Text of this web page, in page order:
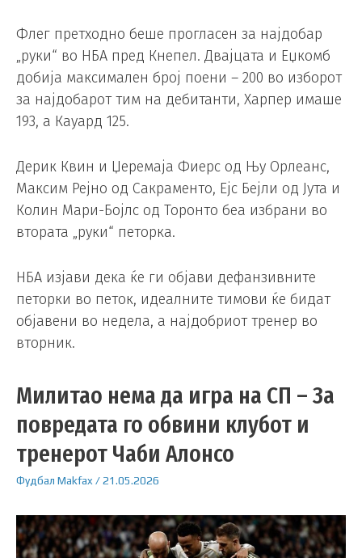
Флег претходно беше прогласен за најдобар
„руки“ во НБА пред Кнепел. Двајцата и Еџкомб
добија максимален број поени – 200 во изборот
за најдобарот тим на дебитанти, Харпер имаше
193, а Кауард 125.
Дерик Квин и Џеремаја Фиерс од Њу Орлеанс,
Максим Рејно од Сакраменто, Ејс Бејли од Јута и
Колин Мари-Бојлс од Торонто беа избрани во
втората „руки“ петорка.
НБА изјави дека ќе ги објави дефанзивните
петорки во петок, идеалните тимови ќе бидат
објавени во недела, а најдобриот тренер во
вторник.
Милитао нема да игра на СП – За
повредата го обвини клубот и
тренерот Чаби Алонсо
Фудбал Makfax /21.05.2026